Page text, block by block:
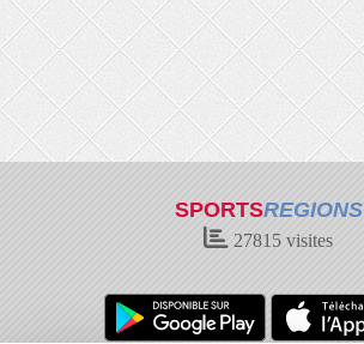
SPORTSREGIONS
27815 visites